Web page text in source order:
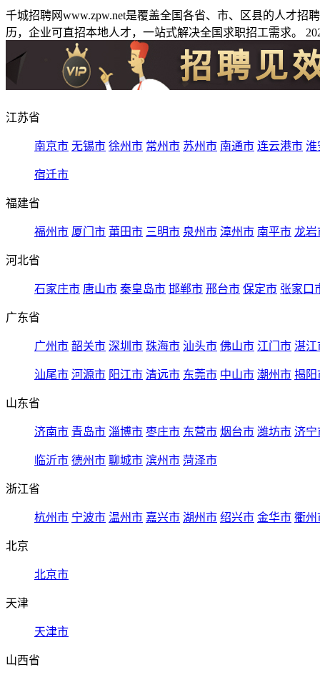
千城招聘网www.zpw.net是覆盖全国各省、市、区县的人才
历，企业可直招本地人才，一站式解决全国求职招工需求。
江苏省
南京市 无锡市 徐州市 常州市 苏州市 南通市 连云港市 淮
宿迁市
福建省
福州市 厦门市 莆田市 三明市 泉州市 漳州市 南平市 龙岩
河北省
石家庄市 唐山市 秦皇岛市 邯郸市 邢台市 保定市 张家口
广东省
广州市 韶关市 深圳市 珠海市 汕头市 佛山市 江门市 湛江
汕尾市 河源市 阳江市 清远市 东莞市 中山市 潮州市 揭阳
山东省
济南市 青岛市 淄博市 枣庄市 东营市 烟台市 潍坊市 济宁
临沂市 德州市 聊城市 滨州市 菏泽市
浙江省
杭州市 宁波市 温州市 嘉兴市 湖州市 绍兴市 金华市 衢州
北京
北京市
天津
天津市
山西省